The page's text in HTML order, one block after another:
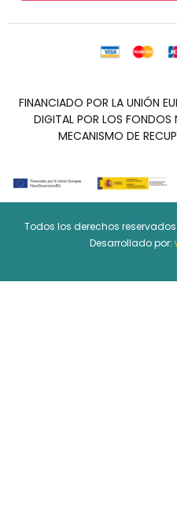
FINANCIADO POR LA UNIÓN
DIGITAL POR LOS FONDOS
MECANISMO DE
Todos los derechos
Desarrollado por: